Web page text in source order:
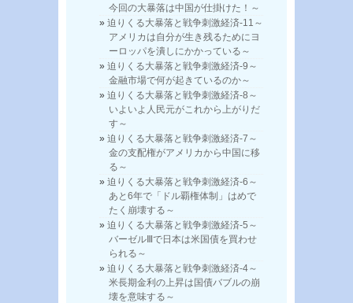
今回の大暴落は中国が仕掛けた！～
迫りくる大暴落と戦争刺激経済-11～
アメリカは自分が生き残るためにヨ
ーロッパを潰しにかかっている～
迫りくる大暴落と戦争刺激経済-9～
金融市場で何が起きているのか～
迫りくる大暴落と戦争刺激経済-8～
いよいよ人民元がこれから上がりだ
す～
迫りくる大暴落と戦争刺激経済-7～
金の支配権がアメリカから中国に移
る～
迫りくる大暴落と戦争刺激経済-6～
あと6年で「ドル覇権体制」はめで
たく崩壊する～
迫りくる大暴落と戦争刺激経済-5～
バーゼルⅢで日本は米国債を買わせ
られる～
迫りくる大暴落と戦争刺激経済-4～
米長期金利の上昇は国債バブルの崩
壊を意味する～